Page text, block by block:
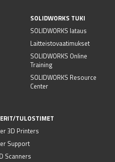
SOLIDWORKS TUKI
SOLIDWORKS lataus
Laitteistovaatimukset
SOLIDWORKS Online
Training
SOLIDWORKS Resource
Center
TULOSTIMET
3D Printers
Support
Scanners